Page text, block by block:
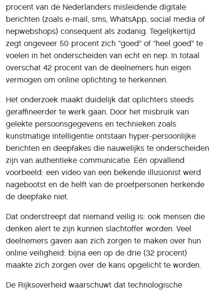
procent van de Nederlanders misleidende digitale
berichten (zoals e-mail, sms, WhatsApp, social media of
nepwebshops) consequent als zodanig. Tegelijkertijd
zegt ongeveer 50 procent zich “goed” of “heel goed” te
voelen in het onderscheiden van echt en nep. In totaal
overschat 42 procent van de deelnemers hun eigen
vermogen om online oplichting te herkennen.
Het onderzoek maakt duidelijk dat oplichters steeds
geraffineerder te werk gaan. Door het misbruik van
gelekte persoonsgegevens en technieken zoals
kunstmatige intelligentie ontstaan hyper-persoonlijke
berichten en deepfakes die nauwelijks te onderscheiden
zijn van authentieke communicatie. Eén opvallend
voorbeeld: een video van een bekende illusionist werd
nagebootst en de helft van de proefpersonen herkende
de deepfake niet.
Dat onderstreept dat niemand veilig is: ook mensen die
denken alert te zijn kunnen slachtoffer worden. Veel
deelnemers gaven aan zich zorgen te maken over hun
online veiligheid: bijna een op de drie (32 procent)
maakte zich zorgen over de kans opgelicht te worden.
De Rijksoverheid waarschuwt dat technologische